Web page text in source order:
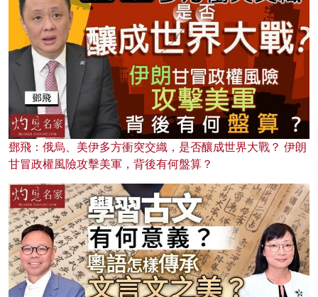
鄧飛：俄烏、美伊多方衝突交織，是否釀成世界大戰？ 伊朗
甘冒政權風險攻擊美軍，背後有何盤算？